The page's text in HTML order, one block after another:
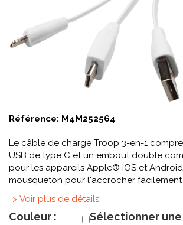
Référence: M4M252564
Le câble de charge Troop 3-en-1
USB de type C et un embout double
pour les appareils Apple® iOS et
mousqueton pour l'accrocher facilement
> Voir plus de détails
Couleur : Sélectionner